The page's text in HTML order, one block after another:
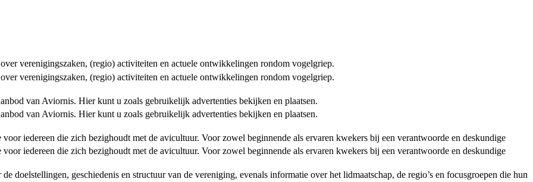
verenigingszaken, (regio) activiteiten en actuele ontwikkelingen rondom vogelgriep.
verenigingszaken, (regio) activiteiten en actuele ontwikkelingen rondom vogelgriep.
van Aviornis. Hier kunt u zoals gebruikelijk advertenties bekijken en plaatsen.
van Aviornis. Hier kunt u zoals gebruikelijk advertenties bekijken en plaatsen.
iedereen die zich bezighoudt met de avicultuur. Voor zowel beginnende als ervaren kwekers bij een verantwoorde en deskundige
iedereen die zich bezighoudt met de avicultuur. Voor zowel beginnende als ervaren kwekers bij een verantwoorde en deskundige
doelstellingen, geschiedenis en structuur van de vereniging, evenals informatie over het lidmaatschap, de regio’s en focusgroepen die hun